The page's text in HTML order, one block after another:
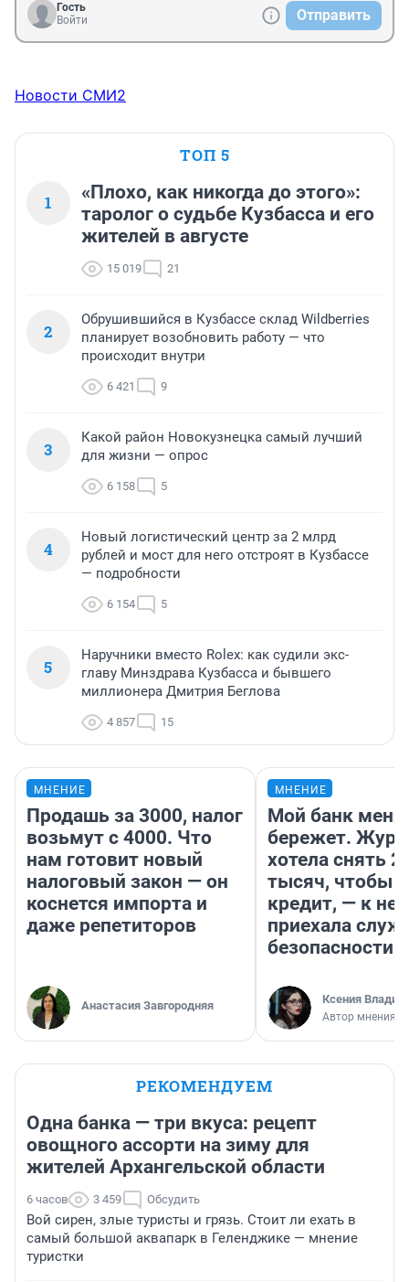
Гость
Войти
Отправить
Новости СМИ2
ТОП 5
1
«Плохо, как никогда до этого»:
таролог о судьбе Кузбасса и его
жителей в августе
15 019 21
2
Обрушившийся в Кузбассе склад Wildberries
планирует возобновить работу — что
происходит внутри
6 421 9
3
Какой район Новокузнецка самый лучший
для жизни — опрос
6 158 5
4
Новый логистический центр за 2 млрд
рублей и мост для него отстроят в Кузбассе
— подробности
6 154 5
5
Наручники вместо Rolex: как судили экс-
главу Минздрава Кузбасса и бывшего
миллионера Дмитрия Беглова
4 857 15
МНЕНИЕ
Продашь за 3000, налог
возьмут с 4000. Что
нам готовит новый
налоговый закон — он
коснется импорта и
даже репетиторов
Анастасия Завгородняя
МНЕНИЕ
Мой банк меня
бережет.
хотела снять
тысяч, чтобы
кредит, — к
приехала
безопасности
Ксения
Автор мнения
РЕКОМЕНДУЕМ
Одна банка — три вкуса: рецепт
овощного ассорти на зиму для
жителей Архангельской области
6 часов 3 459 Обсудить
Вой сирен, злые туристы и грязь. Стоит ли ехать в
самый большой аквапарк в Геленджике — мнение
туристки